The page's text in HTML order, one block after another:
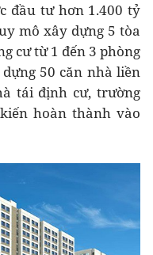
đầu tư hơn 1.400 tỷ
mô xây dựng 5 tòa
cư từ 1 đến 3 phòng
50 căn nhà liền
tái định cư, trường
hoàn thành vào